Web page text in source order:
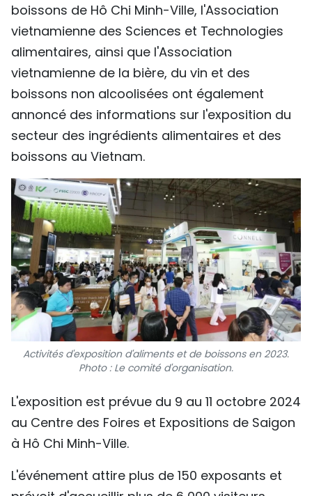
boissons de Hô Chi Minh-Ville, l'Association
vietnamienne des Sciences et Technologies
alimentaires, ainsi que l'Association
vietnamienne de la bière, du vin et des
boissons non alcoolisées ont également
annoncé des informations sur l'exposition du
secteur des ingrédients alimentaires et des
boissons au Vietnam.
Activités d'exposition d'aliments et de boissons en 2023.
Photo : Le comité d'organisation.
L'exposition est prévue du 9 au 11 octobre 2024
au Centre des Foires et Expositions de Saigon
à Hô Chi Minh-Ville.
L'événement attire plus de 150 exposants et